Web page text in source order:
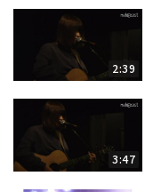
2:39
3:47